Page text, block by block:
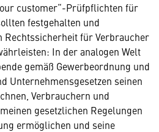
customer“-Prüfpflichten für
festgehalten und
Rechtssicherheit für Verbraucher
In der analogen Welt
gemäß Gewerbeordnung und
Unternehmensgesetzen seinen
Verbrauchern und
gesetzlichen Regelungen
ermöglichen und seine